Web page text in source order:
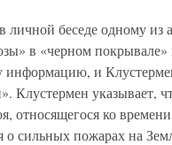
беседе одному из
в «черном
информацию, и
Клустермен указывает,
относящегося ко
о сильных пожарах на